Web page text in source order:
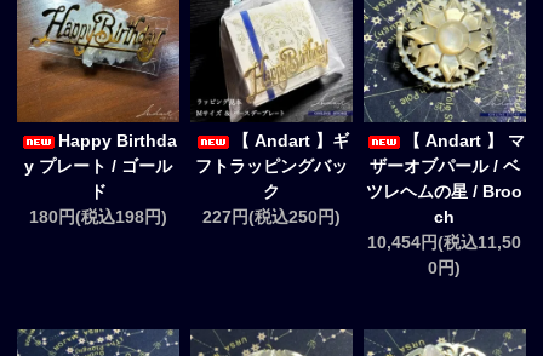
Happy Birthda
y プレート / ゴール
ド
180円(税込198円)
【 Andart 】ギ
フトラッピングバッ
ク
227円(税込250円)
【 Andart 】 マ
ザーオブパール / ベ
ツレヘムの星 / Broo
ch
10,454円(税込11,50
0円)